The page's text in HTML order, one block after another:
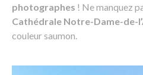
photographes ! Ne manquez
Cathédrale Notre-Dame-de-
couleur saumon.